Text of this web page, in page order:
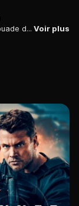
Pendant la Seconde Guerre mondiale, une escouade de soldats de l’armée américaine est envoyée en mission derrière les lignes ennemies afin de retrouver leur officier commandant porté disparu. Voir plus